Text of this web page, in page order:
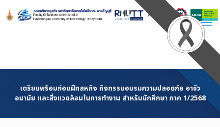
Content
เตรียมพร้อมก่อนฝึกสหกิจ กิจกรรมอบรมความปลอดภัย อาชีว
อนามัย และสิ่งแวดล้อมในการทำงาน สำหรับนักศึกษา ภาค 1/2568